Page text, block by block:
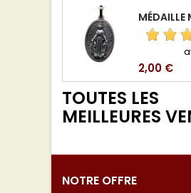
Prix
2,00 €
TOUTES LES
MEILLEURES
NOTRE OFFRE